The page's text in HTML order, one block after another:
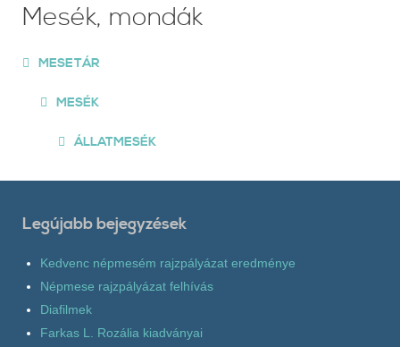
Mesék, mondák
MESETÁR
MESÉK
ÁLLATMESÉK
Legújabb bejegyzések
Kedvenc népmesém rajzpályázat eredménye
Népmese rajzpályázat felhívás
Diafilmek
Farkas L. Rozália kiadványai